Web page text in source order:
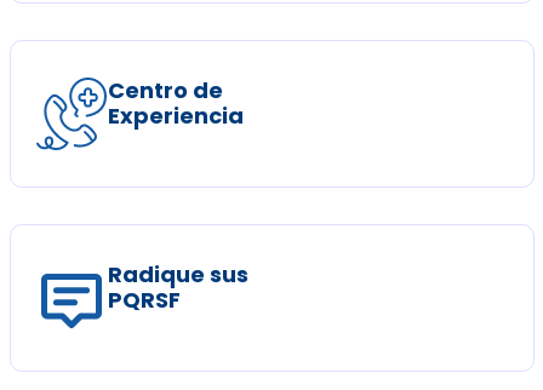
Centro de
Experiencia
Radique sus
PQRSF